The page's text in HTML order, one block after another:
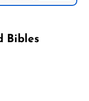
Bibles